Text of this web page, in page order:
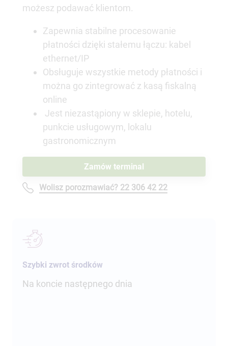
możesz podawać klientom.
Zapewnia stabilne procesowanie
płatności dzięki stałemu łączu: kabel
ethernet/IP
Obsługuje wszystkie metody płatności i
można go zintegrować z kasą fiskalną
online
Jest niezastąpiony w sklepie, hotelu,
punkcie usługowym, lokalu
gastronomicznym
Zamów terminal
Wolisz porozmawiać? 22 306 42 22
Szybki zwrot środków
Na koncie następnego dnia